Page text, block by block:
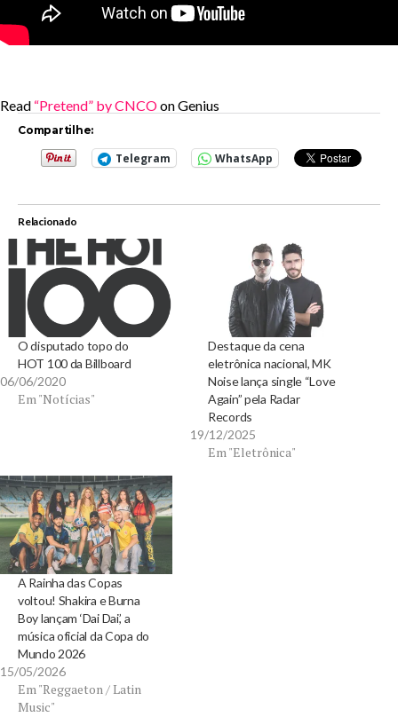
Read “Pretend” by CNCOon Genius
Compartilhe:
Telegram WhatsApp
Relacionado
O disputado topo do
HOT 100 da Billboard
06/06/2020
Em "Notícias"
Destaque da cena
eletrônica nacional, MK
Noise lança single “Love
Again” pela Radar
Records
19/12/2025
Em "Eletrônica"
A Rainha das Copas
voltou! Shakira e Burna
Boy lançam ‘Dai Dai’, a
música oficial da Copa do
Mundo 2026
15/05/2026
Em "Reggaeton / Latin
Music"